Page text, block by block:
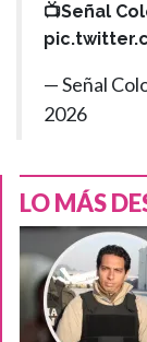
📺Señal
— Señal
2026
LO MÁS